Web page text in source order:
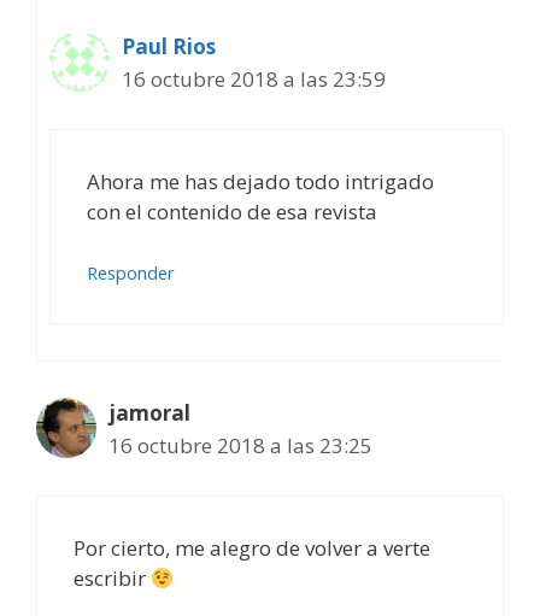
Paul Rios
16 octubre 2018 a las 23:59
Ahora me has dejado todo intrigado
con el contenido de esa revista
Responder
jamoral
16 octubre 2018 a las 23:25
Por cierto, me alegro de volver a verte
escribir